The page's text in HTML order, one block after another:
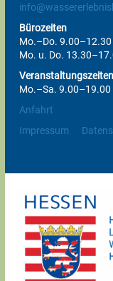
Bürozeiten
Mo.–Do. 9.00–12.30
Mo. u. Do.
Veranstaltungszeiten
Mo.–Sa. 9.00–19.00
Anfahrt
Impressum